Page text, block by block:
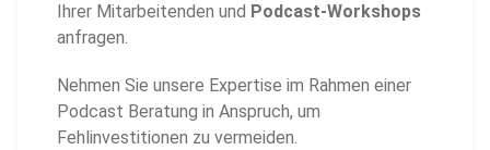
Ihrer Mitarbeitenden und Podcast-Workshops
anfragen.
Nehmen Sie unsere Expertise im Rahmen einer
Podcast Beratung in Anspruch, um
Fehlinvestitionen zu vermeiden.